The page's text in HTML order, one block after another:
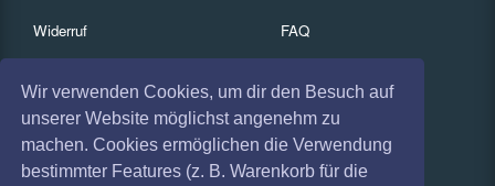
Wir verwenden Cookies, um dir den Besuch auf
unserer Website möglichst angenehm zu
machen. Cookies ermöglichen die Verwendung
bestimmter Features (z. B. Warenkorb für die
Widerruf
Absagen
FAQ
Services
Gutscheine
Geschäftskunden